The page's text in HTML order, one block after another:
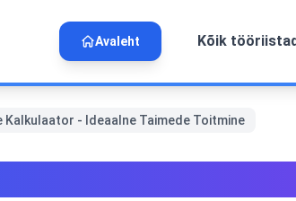
Avaleht Kõik
Kalkulaator - Ideaalne Taimede Toitmine